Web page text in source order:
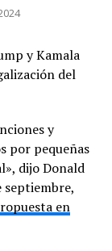
y Kamala
del
y
por pequeñas
dijo Donald
en